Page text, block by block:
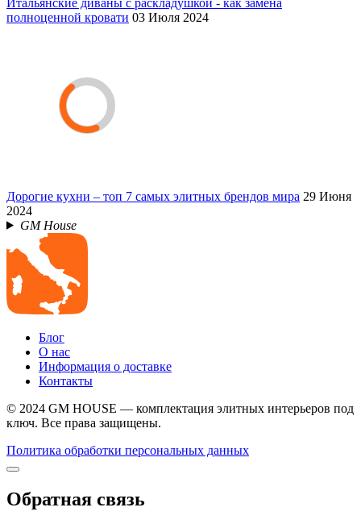
полноценной кровати 03 Июля 2024
Дорогие кухни – топ 7 самых элитных брендов мира 29 Июня
2024
GM House
Блог
О нас
Информация о доставке
Контакты
© 2024 GM HOUSE — комплектация элитных интерьеров под
ключ. Все права защищены.
Политика обработки персональных данных
Обратная связь